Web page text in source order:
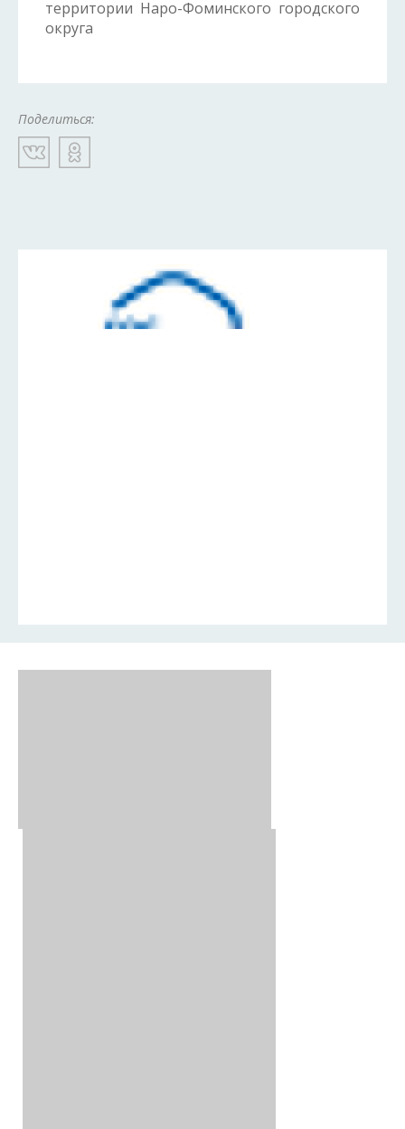
территории Наро-Фоминского городского
округа
Поделиться: